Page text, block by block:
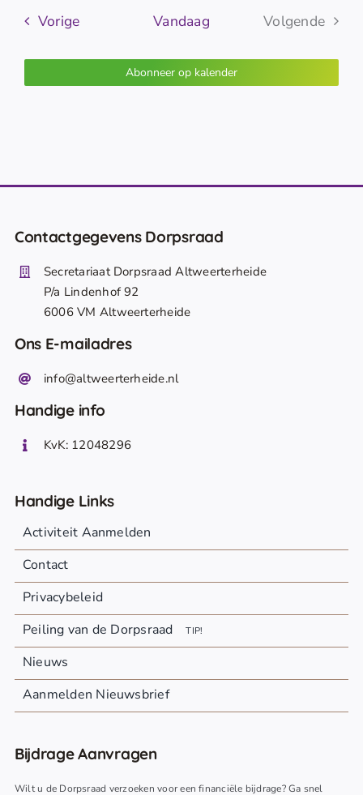
VorigeEvenementenVandaag
Volgende
Abonneer op kalender
Contactgegevens Dorpsraad
Secretariaat Dorpsraad Altweerterheide
P/a Lindenhof 92
6006 VM Altweerterheide
Ons E-mailadres
info@altweerterheide.nl
Handige info
KvK: 12048296
Handige Links
Activiteit Aanmelden
Contact
Privacybeleid
Peiling van de Dorpsraad
TIP!
Nieuws
Aanmelden Nieuwsbrief
Bijdrage Aanvragen
Wilt u de Dorpsraad verzoeken voor een financiële bijdrage? Ga snel